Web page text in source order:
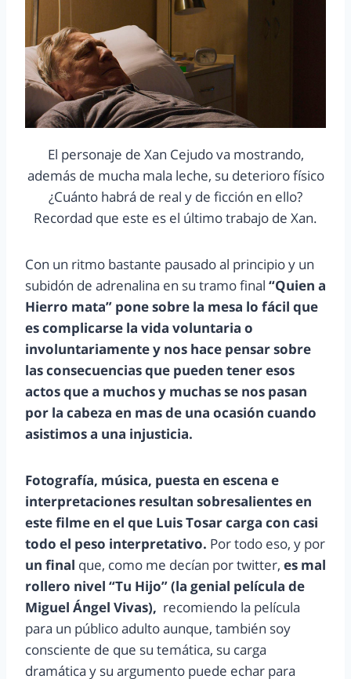
El personaje de Xan Cejudo va mostrando,
además de mucha mala leche, su deterioro físico
¿Cuánto habrá de real y de ficción en ello?
Recordad que este es el último trabajo de Xan.
Con un ritmo bastante pausado al principio y un
subidón de adrenalina en su tramo final “Quien a
Hierro mata” pone sobre la mesa lo fácil que
es complicarse la vida voluntaria o
involuntariamente y nos hace pensar sobre
las consecuencias que pueden tener esos
actos que a muchos y muchas se nos pasan
por la cabeza en mas de una ocasión cuando
asistimos a una injusticia.
Fotografía, música, puesta en escena e
interpretaciones resultan sobresalientes en
este filme en el que Luis Tosar carga con casi
todo el peso interpretativo. Por todo eso, y por
un final que, como me decían por twitter, es mal
rollero nivel “Tu Hijo” (la genial película de
Miguel Ángel Vivas), recomiendo la película
para un público adulto aunque, también soy
consciente de que su temática, su carga
dramática y su argumento puede echar para